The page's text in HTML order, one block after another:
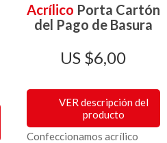
Acrílico Porta Cartón
del Pago de Basura
$6,00
VER descripción del
producto
Confeccionamos acrílico